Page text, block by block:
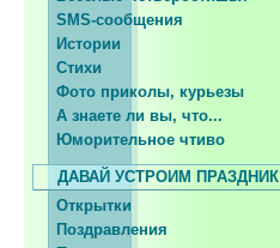
SMS-сообщения
Истории
Стихи
Фото приколы, курьезы
А знаете ли вы, что...
Юморительное чтиво
ДАВАЙ УСТРОИМ ПРАЗДНИК
Открытки
Поздравления